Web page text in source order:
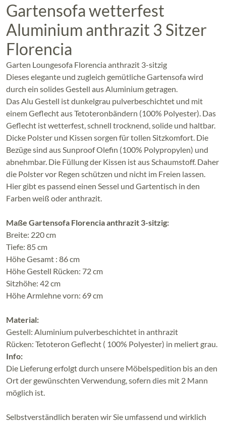
Gartensofa wetterfest
Aluminium anthrazit 3 Sitzer
Florencia
Garten Loungesofa Florencia anthrazit 3-sitzig
Dieses elegante und zugleich gemütliche Gartensofa wird
durch ein solides Gestell aus Aluminium getragen.
Das Alu Gestell ist dunkelgrau pulverbeschichtet und mit
einem Geflecht aus Tetoteronbändern (100% Polyester). Das
Geflecht ist wetterfest, schnell trocknend, solide und haltbar.
Dicke Polster und Kissen sorgen für tollen Sitzkomfort. Die
Bezüge sind aus Sunproof Olefin (100% Polypropylen) und
abnehmbar. Die Füllung der Kissen ist aus Schaumstoff. Daher
die Polster vor Regen schützen und nicht im Freien lassen.
Hier gibt es passend einen Sessel und Gartentisch in den
Farben weiß oder anthrazit.
Maße Gartensofa Florencia anthrazit 3-sitzig:
Breite: 220 cm
Tiefe: 85 cm
Höhe Gesamt : 86 cm
Höhe Gestell Rücken: 72 cm
Sitzhöhe: 42 cm
Höhe Armlehne vorn: 69 cm
Material:
Gestell: Aluminium pulverbeschichtet in anthrazit
Rücken: Tetoteron Geflecht ( 100% Polyester) in meliert grau.
Info:
Die Lieferung erfolgt durch unsere Möbelspedition bis an den
Ort der gewünschten Verwendung, sofern dies mit 2 Mann
möglich ist.
Selbstverständlich beraten wir Sie umfassend und wirklich